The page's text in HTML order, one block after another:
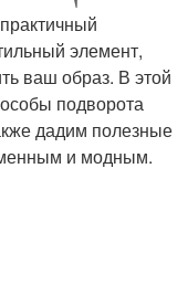
элемент,
ваш образ. В этой
подворота
дадим полезные
и модным.